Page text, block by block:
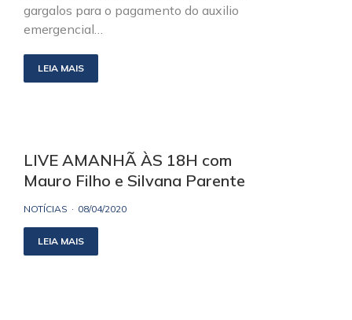
gargalos para o pagamento do auxilio
emergencial…
LEIA MAIS
LIVE AMANHÃ ÀS 18H com
Mauro Filho e Silvana Parente
NOTÍCIAS 08/04/2020
LEIA MAIS